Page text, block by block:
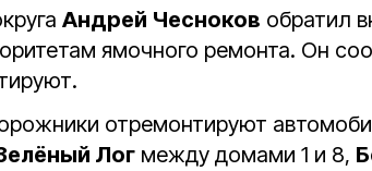
Андрей Чесноков обратил
ямочного ремонта. Он
отремонтируют
Лог между домами 1 и 8,